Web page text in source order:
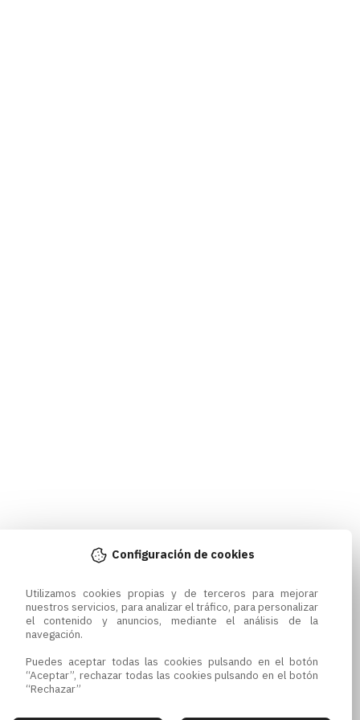
Configuración de cookies
Utilizamos cookies propias y de terceros para mejorar
nuestros servicios, para analizar el tráfico, para personalizar
el contenido y anuncios, mediante el análisis de la
navegación.
Puedes aceptar todas las cookies pulsando en el botón
“Aceptar”, rechazar todas las cookies pulsando en el botón
“Rechazar”